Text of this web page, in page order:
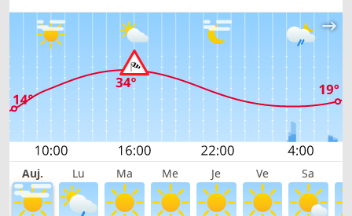
Auj. Lu Ma Me Je Ve Sa